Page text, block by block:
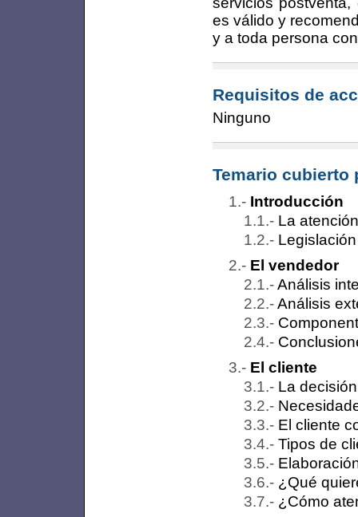
es válido y
y a toda persona
Requisitos de
Ninguno
Temario cubierto
Introducción
La
Legislación
El vendedor
Análisis
Análisis
El cliente
La
El cliente
Tipos de
¿Qué
¿Cómo